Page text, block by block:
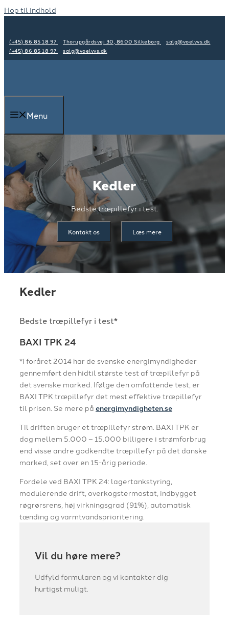
Hop til indhold
(+45) 86 85 18 97 Thorupgårdsvej 30, 8600 Silkeborg
salg@voelvvs.dk
(+45) 86 85 18 97
salg@voelvvs.dk
Menu
Kedler
Bedste træpillefyr i test.
Kontakt os Læs mere
Kedler
Bedste træpillefyr i test*
BAXI TPK 24
*I foråret 2014 har de svenske energimyndigheder
gennemført den hidtil største test af træpillefyr på
det svenske marked. Ifølge den omfattende test, er
BAXI TPK træpillefyr det mest effektive træpillefyr
til prisen. Se mere på energimyndigheten.se
Til driften bruger et træpillefyr strøm. BAXI TPK er
dog mellem 5.000 – 15.000 billigere i strømforbrug
end visse andre godkendte træpillefyr på det danske
marked, set over en 15-årig periode.​
Fordele ved BAXI TPK 24: lagertankstyring,
modulerende drift, overkogstermostat, indbygget
røgrørsrens, høj virkningsgrad (91%), automatisk
tænding og varmtvandsprioritering.
Vil du høre mere?
Udfyld formularen og vi kontakter dig
hurtigst muligt.